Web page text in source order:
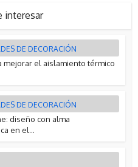
interesar
DE DECORACIÓN
mejorar el aislamiento térmico
DE DECORACIÓN
diseño con alma
en el...